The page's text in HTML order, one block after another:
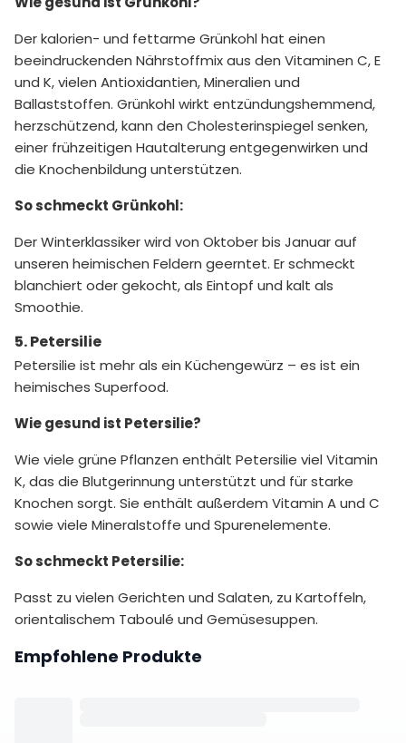
Der kalorien- und fettarme Grünkohl hat einen
beeindruckenden Nährstoffmix aus den Vitaminen C, E
und K, vielen Antioxidantien, Mineralien und
Ballaststoffen. Grünkohl wirkt entzündungshemmend,
herzschützend, kann den Cholesterinspiegel senken,
einer frühzeitigen Hautalterung entgegenwirken und
die Knochenbildung unterstützen.
So schmeckt Grünkohl:
Der Winterklassiker wird von Oktober bis Januar auf
unseren heimischen Feldern geerntet. Er schmeckt
blanchiert oder gekocht, als Eintopf und kalt als
Smoothie.
5. Petersilie
Petersilie ist mehr als ein Küchengewürz – es ist ein
heimisches Superfood.
Wie gesund ist Petersilie?
Wie viele grüne Pflanzen enthält Petersilie viel Vitamin
K, das die Blutgerinnung unterstützt und für starke
Knochen sorgt. Sie enthält außerdem Vitamin A und C
sowie viele Mineralstoffe und Spurenelemente.
So schmeckt Petersilie:
Passt zu vielen Gerichten und Salaten, zu Kartoffeln,
orientalischem Taboulé und Gemüsesuppen.
Empfohlene Produkte